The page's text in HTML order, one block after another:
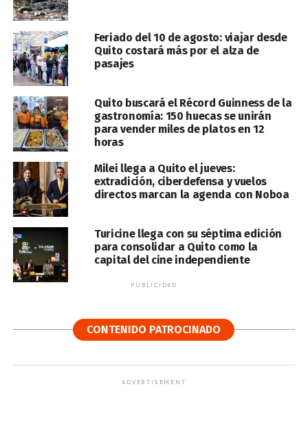
Feriado del 10 de agosto: viajar desde
Quito costará más por el alza de
pasajes
Quito buscará el Récord Guinness de la
gastronomía: 150 huecas se unirán
para vender miles de platos en 12
horas
Milei llega a Quito el jueves:
extradición, ciberdefensa y vuelos
directos marcan la agenda con Noboa
Turicine llega con su séptima edición
para consolidar a Quito como la
capital del cine independiente
PUBLICIDAD
CONTENIDO PATROCINADO
ADVERTISEMENT